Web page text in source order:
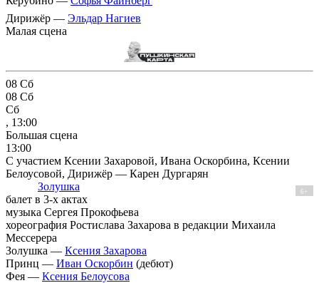
Дирижёр — Эльдар Нагиев
Малая сцена
08 Сб
08 Сб
Сб
, 13:00
Большая сцена
13:00
С участием Ксении Захаровой, Ивана Оскорбина, Ксении
Белоусовой, Дирижёр — Карен Дургарян
Золушка
6+
балет в 3-х актах
музыка Сергея Прокофьева
хореография Ростислава Захарова в редакции Михаила
Мессерера
Золушка — Ксения Захарова
Принц — Иван Оскорбин (дебют)
Фея — Ксения Белоусова